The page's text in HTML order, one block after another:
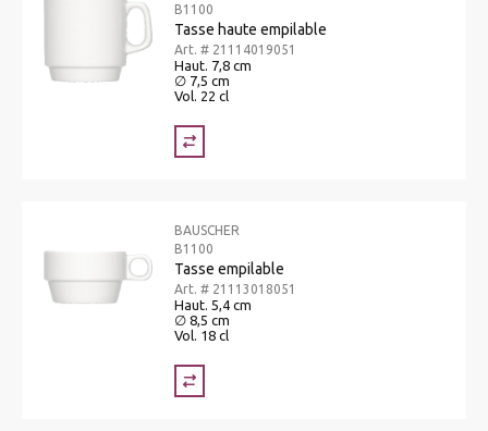
B1100
Tasse haute empilable
Art. # 21114019051
Haut. 7,8 cm
∅ 7,5 cm
Vol. 22 cl
BAUSCHER
B1100
Tasse empilable
Art. # 21113018051
Haut. 5,4 cm
∅ 8,5 cm
Vol. 18 cl